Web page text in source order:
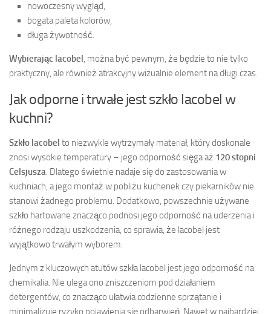
nowoczesny wygląd,
bogata paleta kolorów,
długa żywotność.
Wybierając lacobel, można być pewnym, że będzie to nie tylko
praktyczny, ale również atrakcyjny wizualnie element na długi czas.
Jak odporne i trwałe jest szkło lacobel w
kuchni?
Szkło lacobel to niezwykle wytrzymały materiał, który doskonale
znosi wysokie temperatury – jego odporność sięga aż 120 stopni
Celsjusza. Dlatego świetnie nadaje się do zastosowania w
kuchniach, a jego montaż w pobliżu kuchenek czy piekarników nie
stanowi żadnego problemu. Dodatkowo, powszechnie używane
szkło hartowane znacząco podnosi jego odporność na uderzenia i
różnego rodzaju uszkodzenia, co sprawia, że lacobel jest
wyjątkowo trwałym wyborem.
Jednym z kluczowych atutów szkła lacobel jest jego odporność na
chemikalia. Nie ulega ono zniszczeniom pod działaniem
detergentów, co znacząco ułatwia codzienne sprzątanie i
minimalizuje ryzyko pojawienia się odbarwień. Nawet w najbardziej